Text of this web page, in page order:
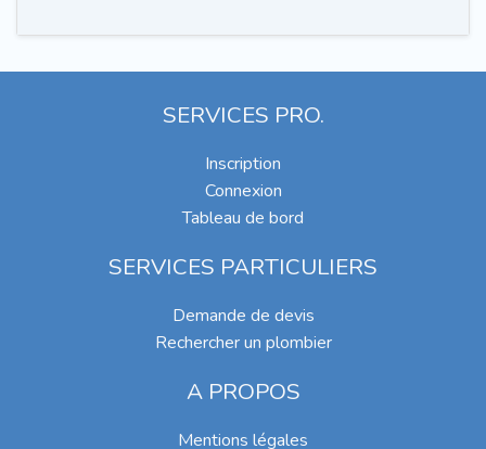
SERVICES PRO.
Inscription
Connexion
Tableau de bord
SERVICES PARTICULIERS
Demande de devis
Rechercher un plombier
A PROPOS
Mentions légales